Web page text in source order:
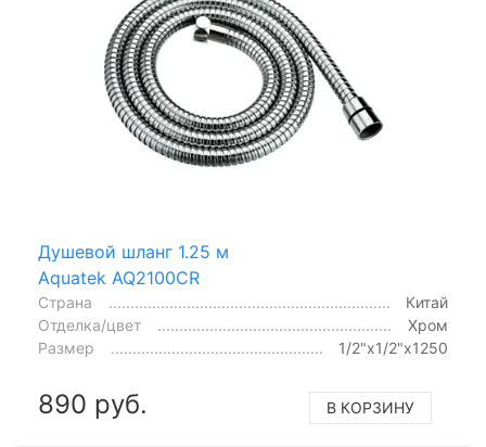
Душевой шланг 1.25 м
Aquatek AQ2100CR
Страна
Китай
Отделка/цвет
Хром
Размер
1/2"x1/2"x1250
890 руб. В КОРЗИНУ